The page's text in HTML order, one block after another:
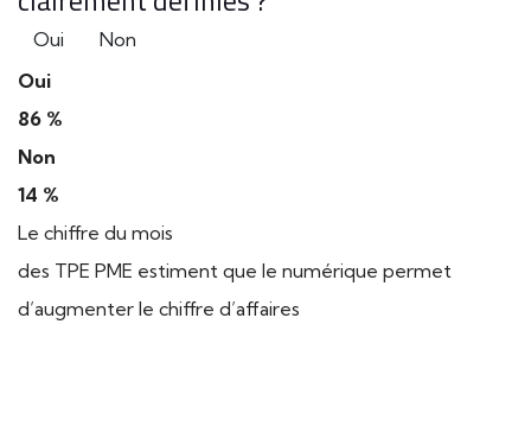
Oui
Non
Oui
86 %
Non
14 %
Le chiffre du mois
des TPE PME estiment que le numérique permet
d’augmenter le chiffre d’affaires